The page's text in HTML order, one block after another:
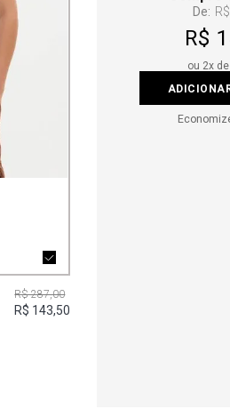
R$ 287,00
R$ 143,50
De:
R$
ou 2x de